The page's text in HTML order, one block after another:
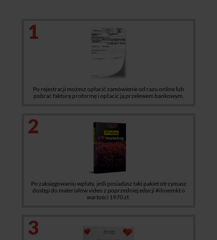
1
Po rejestracji możesz opłacić zamówienie od razu online lub
pobrać fakturę proformę i opłacić ją przelewem bankowym.
2
Po zaksięgowaniu wpłaty, jeśli posiadasz taki pakiet otrzymasz
dostęp do materiałów video z poprzedniej edycji #ilovemkt o
wartości 1970 zł.
3